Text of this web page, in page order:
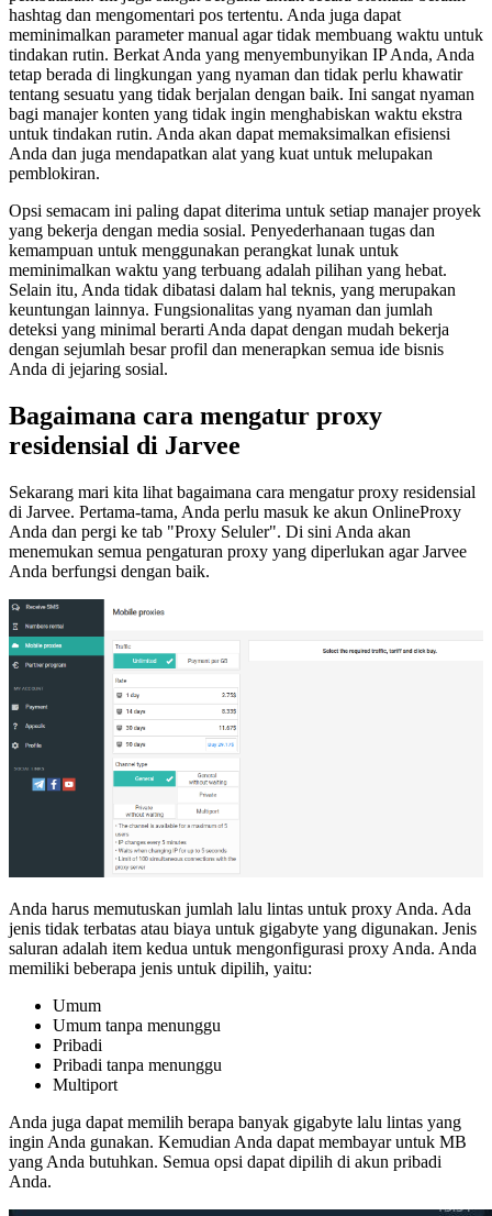
hashtag dan mengomentari pos tertentu. Anda juga dapat
meminimalkan parameter manual agar tidak membuang waktu untuk
tindakan rutin. Berkat Anda yang menyembunyikan IP Anda, Anda
tetap berada di lingkungan yang nyaman dan tidak perlu khawatir
tentang sesuatu yang tidak berjalan dengan baik. Ini sangat nyaman
bagi manajer konten yang tidak ingin menghabiskan waktu ekstra
untuk tindakan rutin. Anda akan dapat memaksimalkan efisiensi
Anda dan juga mendapatkan alat yang kuat untuk melupakan
pemblokiran.
Opsi semacam ini paling dapat diterima untuk setiap manajer proyek
yang bekerja dengan media sosial. Penyederhanaan tugas dan
kemampuan untuk menggunakan perangkat lunak untuk
meminimalkan waktu yang terbuang adalah pilihan yang hebat.
Selain itu, Anda tidak dibatasi dalam hal teknis, yang merupakan
keuntungan lainnya. Fungsionalitas yang nyaman dan jumlah
deteksi yang minimal berarti Anda dapat dengan mudah bekerja
dengan sejumlah besar profil dan menerapkan semua ide bisnis
Anda di jejaring sosial.
Bagaimana cara mengatur proxy
residensial di Jarvee
Sekarang mari kita lihat bagaimana cara mengatur proxy residensial
di Jarvee. Pertama-tama, Anda perlu masuk ke akun OnlineProxy
Anda dan pergi ke tab "Proxy Seluler". Di sini Anda akan
menemukan semua pengaturan proxy yang diperlukan agar Jarvee
Anda berfungsi dengan baik.
Anda harus memutuskan jumlah lalu lintas untuk proxy Anda. Ada
jenis tidak terbatas atau biaya untuk gigabyte yang digunakan. Jenis
saluran adalah item kedua untuk mengonfigurasi proxy Anda. Anda
memiliki beberapa jenis untuk dipilih, yaitu:
Umum
Umum tanpa menunggu
Pribadi
Pribadi tanpa menunggu
Multiport
Anda juga dapat memilih berapa banyak gigabyte lalu lintas yang
ingin Anda gunakan. Kemudian Anda dapat membayar untuk MB
yang Anda butuhkan. Semua opsi dapat dipilih di akun pribadi
Anda.